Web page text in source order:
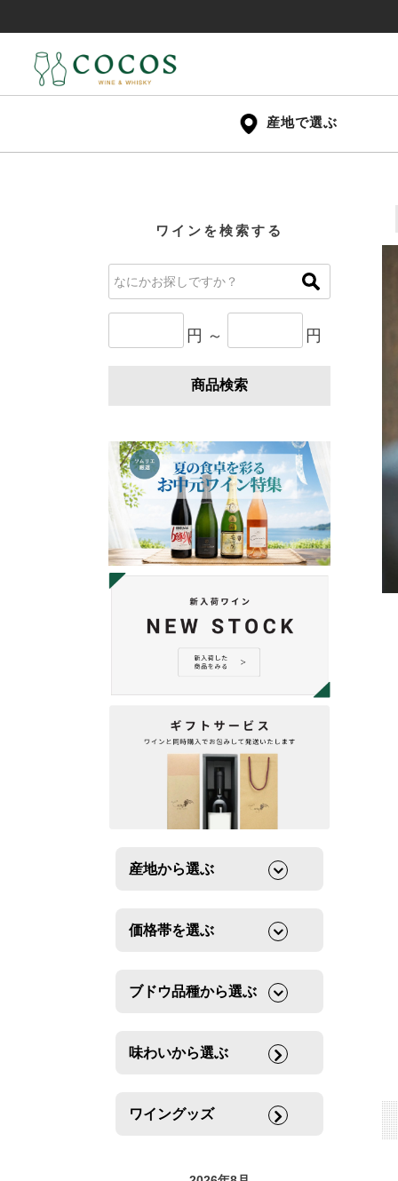
産地で選ぶ
ワインを検索する
円 ～ 円
商品検索
産地から選ぶ
価格帯を選ぶ
ブドウ品種から選ぶ
味わいから選ぶ
ワイングッズ